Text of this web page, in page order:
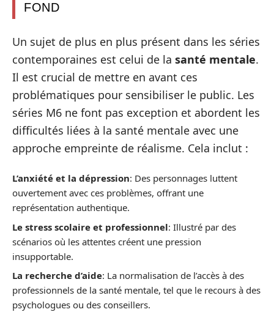
FOND
Un sujet de plus en plus présent dans les séries
contemporaines est celui de la santé mentale.
Il est crucial de mettre en avant ces
problématiques pour sensibiliser le public. Les
séries M6 ne font pas exception et abordent les
difficultés liées à la santé mentale avec une
approche empreinte de réalisme. Cela inclut :
L’anxiété et la dépression: Des personnages luttent
ouvertement avec ces problèmes, offrant une
représentation authentique.
Le stress scolaire et professionnel: Illustré par des
scénarios où les attentes créent une pression
insupportable.
La recherche d’aide: La normalisation de l’accès à des
professionnels de la santé mentale, tel que le recours à des
psychologues ou des conseillers.